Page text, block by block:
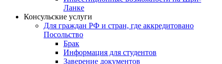
Ланке
Консульские услуги
Для граждан РФ и стран, где аккредитовано
Посольство
Брак
Информация для студентов
Заверение документов